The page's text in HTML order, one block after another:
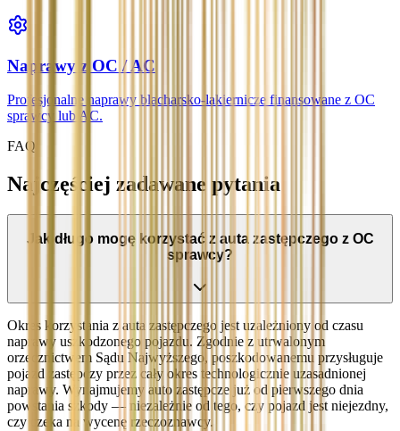
Naprawy z OC / AC
Profesjonalne naprawy blacharsko-lakiernicze finansowane z OC
sprawcy lub AC.
FAQ
Najczęściej zadawane pytania
Jak długo mogę korzystać z auta zastępczego z OC
sprawcy?
Okres korzystania z auta zastępczego jest uzależniony od czasu
naprawy uszkodzonego pojazdu. Zgodnie z utrwalonym
orzecznictwem Sądu Najwyższego, poszkodowanemu przysługuje
pojazd zastępczy przez cały okres technologicznie uzasadnionej
naprawy. Wynajmujemy auto zastępcze już od pierwszego dnia
powstania szkody — niezależnie od tego, czy pojazd jest niejezdny,
czy czeka na wycenę rzeczoznawcy.